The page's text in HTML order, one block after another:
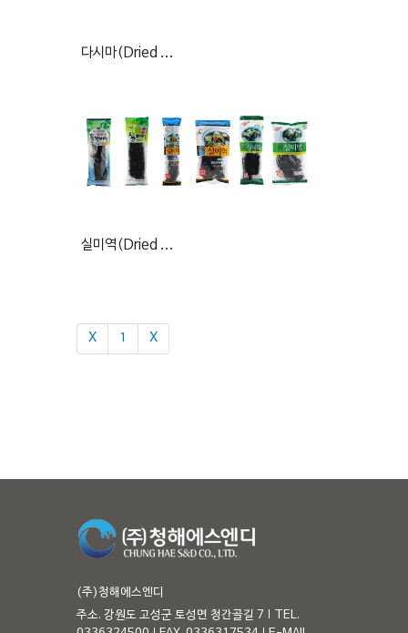
다시마(Dried ...
실미역(Dried ...
Χ 1 Χ
(주)청해에스엔디
주소. 강원도 고성군 토성면 청간골길 7
TEL.